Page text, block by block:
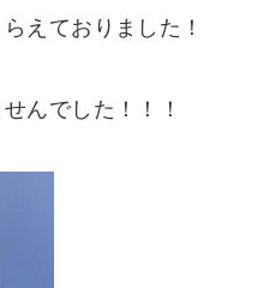
えておりました！
んでした！！！